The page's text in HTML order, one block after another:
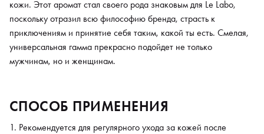
кожи. Этот аромат стал своего рода знаковым для Le Labo,
поскольку отразил всю философию бренда, страсть к
приключениям и принятие себя таким, какой ты есть. Смелая,
универсальная гамма прекрасно подойдет не только
мужчинам, но и женщинам.
СПОСОБ ПРИМЕНЕНИЯ
Рекомендуется для регулярного ухода за кожей после